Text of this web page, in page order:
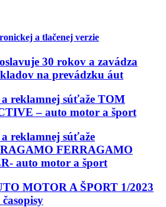
a tlačenej verzie
30 rokov a zavádza
na prevádzku áut
reklamnej súťaže TOM
– auto motor a šport
reklamnej súťaže
FERRAGAMO
auto motor a šport
MOTOR A ŠPORT 1/2023